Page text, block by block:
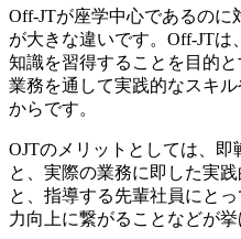
Off-JTが座学中心であるのに
が大きな違いです。Off-JT
知識を習得することを目的と
業務を通して実践的なスキ
からです。
OJTのメリットとしては、即
と、実際の業務に即した実
と、指導する先輩社員にと
力向上に繋がることなどが挙